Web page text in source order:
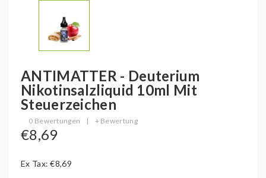
ANTIMATTER - Deuterium
Nikotinsalzliquid 10ml Mit
Steuerzeichen
0 Bewertungen | + Bewertung
€8,69
Ex Tax: €8,69